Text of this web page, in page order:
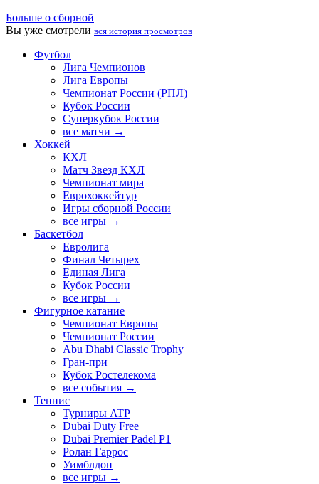
Больше о сборной
Вы уже смотрели вся история просмотров
Футбол
Лига Чемпионов
Лига Европы
Чемпионат России (РПЛ)
Кубок России
Суперкубок России
все матчи →
Хоккей
КХЛ
Матч Звезд КХЛ
Чемпионат мира
Еврохоккейтур
Игры сборной России
все игры →
Баскетбол
Евролига
Финал Четырех
Единая Лига
Кубок России
все игры →
Фигурное катание
Чемпионат Европы
Чемпионат России
Abu Dhabi Classic Trophy
Гран-при
Кубок Ростелекома
все события →
Теннис
Турниры ATP
Dubai Duty Free
Dubai Premier Padel P1
Ролан Гаррос
Уимблдон
все игры →